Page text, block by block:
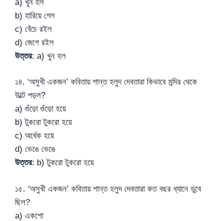
a) খুন হল
b) হারিয়ে গেল
c) বেঁচে রইল
d) জেগে রইল
উত্তর: a) খুন হল
১৪. ‘অসুখী একজন’ কবিতায় শান্ত হলুদ দেবতারা কিভাবে মন্দির থেকে
উল্টে পড়ল?
a) গুঁড়ো গুঁড়ো হয়ে
b) টুকরো টুকরো হয়ে
c) অর্ধেক হয়ে
d) ভেঙে ভেঙে
উত্তর: b) টুকরো টুকরো হয়ে
১৫. ‘অসুখী একজন’ কবিতায় শান্ত হলুদ দেবতারা কত বছর ধ্যানে ডুবে
ছিল?
a) একশো